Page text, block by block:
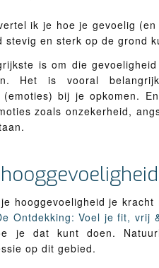
ik je hoe je gevoelig
stevig en sterk op de grond
is om die
Het is vooral
(emoties) bij je opkomen.
zoals onzekerheid,
hooggevoeligheid je
Ontdekking: Voel je fit, vrij
je dat kunt doen.
op dit gebied.